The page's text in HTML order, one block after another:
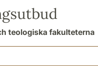
teologiska fakulteterna